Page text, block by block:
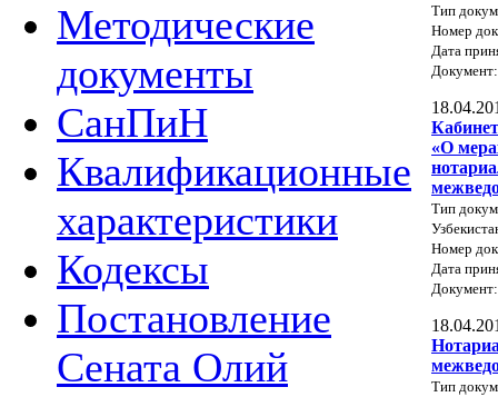
Методические
документы
СанПиН
Квалификационные
характеристики
Кодексы
Постановление
Сената Олий
Тип
Номер
Дата
«О
Тип
Номер
Дата
Тип